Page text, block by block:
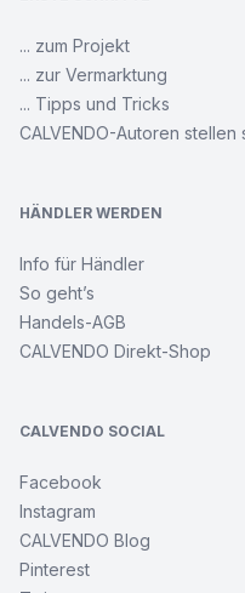
... zum Projekt
... zur Vermarktung
... Tipps und Tricks
CALVENDO-Autoren stellen
HÄNDLER WERDEN
Info für Händler
So geht’s
Handels-AGB
CALVENDO Direkt-Shop
CALVENDO SOCIAL
Facebook
Instagram
CALVENDO Blog
Pinterest